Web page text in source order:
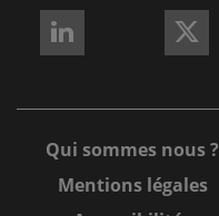
Qui sommes nous ?
Mentions légales